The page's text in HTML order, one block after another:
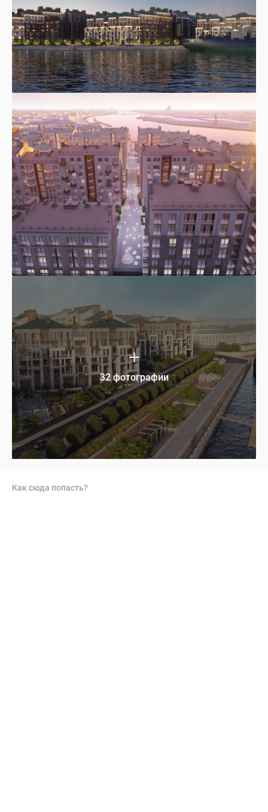
32 фотографии
Как сюда попасть?